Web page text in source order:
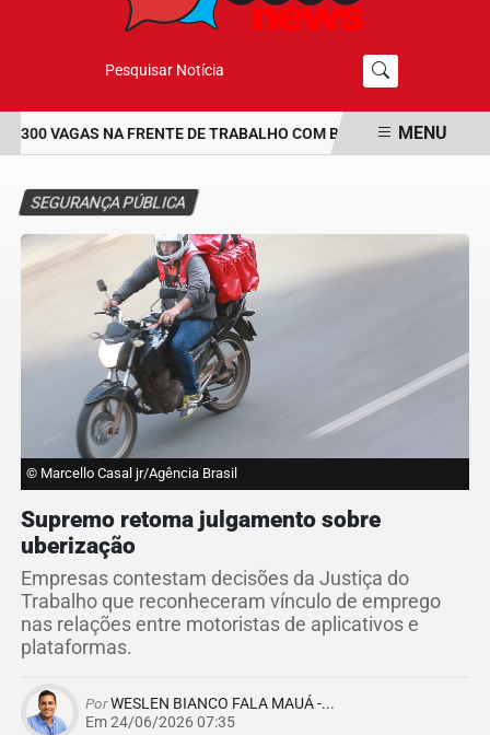
Pesquisar Notícia
VAGAS NA FRENTE DE TRABALHO COM BOLSA DE UM SALÁRIO-
MENU
SEGURANÇA PÚBLICA
© Marcello Casal jr/Agência Brasil
Supremo retoma julgamento sobre
uberização
Empresas contestam decisões da Justiça do
Trabalho que reconheceram vínculo de emprego
nas relações entre motoristas de aplicativos e
plataformas.
PorWESLEN BIANCO FALA MAUÁ -...
Em 24/06/2026 07:35